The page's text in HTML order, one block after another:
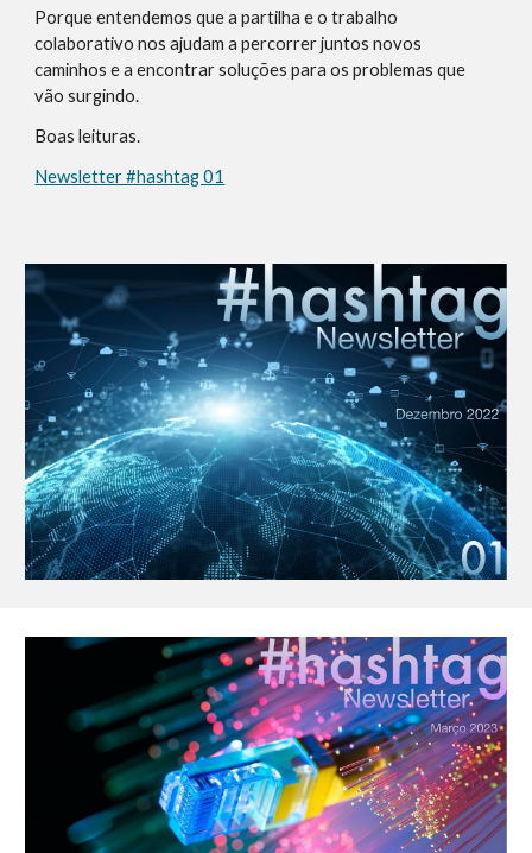
Porque entendemos que a partilha e o trabalho
colaborativo nos ajudam a percorrer juntos novos
caminhos e a encontrar soluções para os problemas que
vão surgindo.
Boas leituras.
Newsletter #hashtag 01